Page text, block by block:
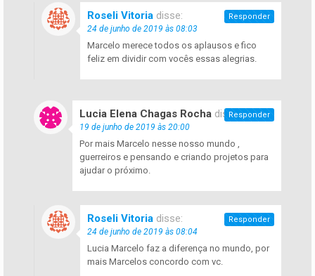
Roseli Vitoria disse:
24 de junho de 2019 às 08:03
Marcelo merece todos os aplausos e fico
feliz em dividir com vocês essas alegrias.
Responder
Lucia Elena Chagas Rocha disse:
19 de junho de 2019 às 20:00
Por mais Marcelo nesse nosso mundo ,
guerreiros e pensando e criando projetos para
ajudar o próximo.
Responder
Roseli Vitoria disse:
24 de junho de 2019 às 08:04
Lucia Marcelo faz a diferença no mundo, por
mais Marcelos concordo com vc.
Responder